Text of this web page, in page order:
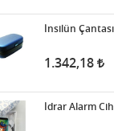
İnsilün Çantası
1.342,18
İdrar Alarm